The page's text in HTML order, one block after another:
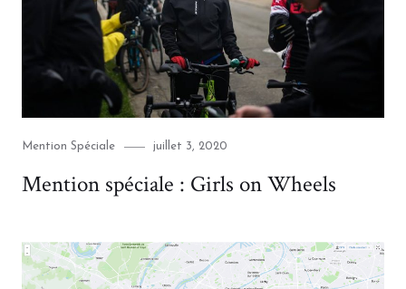
Category
Mention Spéciale
Posted
juillet 3, 2020
Mention spéciale : Girls on Wheels